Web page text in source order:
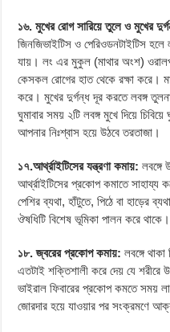
১৬. মুখের রোগ সারিয়ে তুলে ও মুখের
জিনজিভাইটিস ও পেরিওডনটাইটিস
যায়। লং এর মুকুল (মাথার অংশ)
কেসকল রোগের হাত থেকে রক্ষা করে।
করে। মুখের দুর্গন্ধ দূর করতে লবঙ্গ
ঘুমাবার সময় ২টি লবঙ্গ মুখে দিয়ে
আপনার নিঃশ্বাস হয়ে উঠবে তরতাজা।
১৭.আর্থ্রাইটিসের যন্ত্রণা কমায়: লবঙ্গে
আর্থ্রাইটিসের প্রকোপ কমাতে সাহায্য
পেশির ব্যথা, হাঁটুতে, পিঠে বা হাড়ের
ঔষধিটি বিশেষ ভূমিকা পালন করে থাকে।
১৮. জ্বরের প্রকোপ কমায়: লবঙ্গে
এতটাই শক্তিশালী করে দেয় যে শরীরে
ভাইরাল ফিবারের প্রকোপ কমতে সময়
জোরদার হয়ে যাওয়ার পর সংক্রমণে